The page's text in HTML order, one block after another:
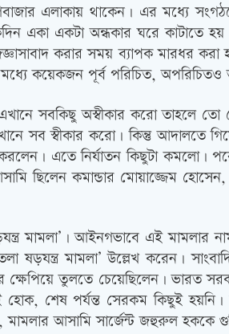
এলাকায় থাকেন। এর মধ্যে
একা একটা অন্ধকার ঘরে
করার সময় ব্যাপক মারধর করা
মধ্যে কয়েকজন পূর্ব পরিচিত,
সবকিছু অস্বীকার করো তাহলে
সব স্বীকার করো। কিন্তু আদালতে
এতে নির্যাতন কিছুটা কমলো।
ছিলেন কমান্ডার মোয়াজ্জেম
মামলা’। আইনগভাবে এই মামলার
মামলা’ উল্লেখ করেন।
ক্ষেপিয়ে তুলতে চেয়েছিলেন। ভারত
হোক, শেষ পর্যন্ত সেরকম কিছুই
আসামি সার্জেন্ট জহুরুল হককে